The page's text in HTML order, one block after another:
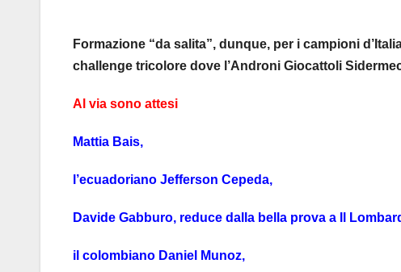
Formazione “da salita”, dunque, per i campioni
challenge tricolore dove l’Androni Giocattoli
Al via sono attesi
Mattia Bais,
l’ecuadoriano Jefferson Cepeda,
Davide Gabburo, reduce dalla bella prova a Il
il colombiano Daniel Munoz,